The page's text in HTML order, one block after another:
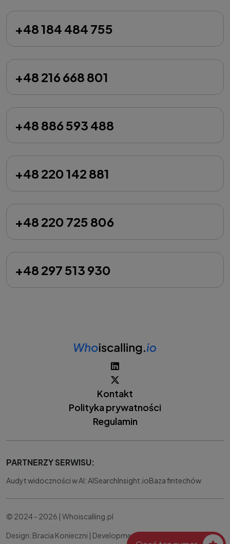
+48 184 484 755
+48 216 668 801
+48 886 593 488
+48 220 142 881
+48 220 725 806
+48 297 513 930
Kontakt
Polityka prywatności
Regulamin
PARTNERZY SERWISU:
Audyt widoczności w AI: AISearchInsight.ioBaza fintechów
© 2024 - 2026 | Whoiscalling.pl
Design: Bracia Konieczni | Development: